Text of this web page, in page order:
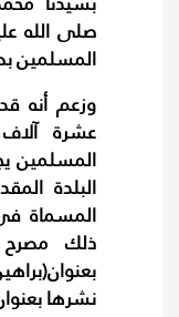
صلى الله
المسلمين
وزعم أنه
عشرة آلاف
المسلمين
البلدة
المسماة
ذلك
نشرها